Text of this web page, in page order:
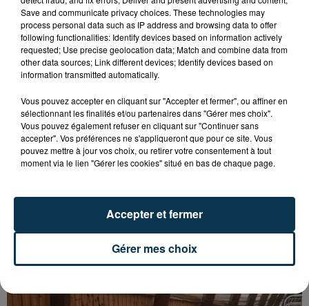
15 000 PERSONNES ATTENDUES À
MONTBRISON POUR LE TOUR DE FRANCE
FÉMININ
Save and communicate privacy choices. These technologies may
process personal data such as IP address and browsing data to offer
following functionalities: Identify devices based on information actively
requested; Use precise geolocation data; Match and combine data from
other data sources; Link different devices; Identify devices based on
information transmitted automatically.
Vous pouvez accepter en cliquant sur "Accepter et fermer", ou affiner en
sélectionnant les finalités et/ou partenaires dans "Gérer mes choix".
Vous pouvez également refuser en cliquant sur "Continuer sans
accepter". Vos préférences ne s'appliqueront que pour ce site. Vous
pouvez mettre à jour vos choix, ou retirer votre consentement à tout
moment via le lien "Gérer les cookies" situé en bas de chaque page.
Gérer mes choix
Accepter et fermer